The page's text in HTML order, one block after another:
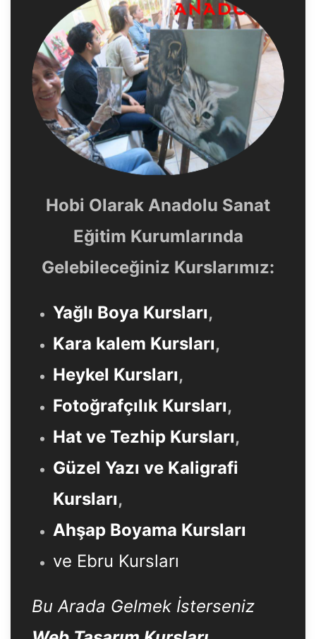
Hobi Olarak Anadolu Sanat
Eğitim Kurumlarında
Gelebileceğiniz Kurslarımız:
Yağlı Boya Kursları,
Kara kalem Kursları,
Heykel Kursları,
Fotoğrafçılık Kursları,
Hat ve Tezhip Kursları,
Güzel Yazı ve Kaligrafi
Kursları,
Ahşap Boyama Kursları
ve Ebru Kursları
Bu Arada Gelmek İsterseniz